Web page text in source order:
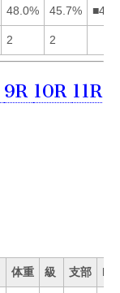
48.0% 45.7%
2 2
9R 10R 11R
体重 級 支部 Mo